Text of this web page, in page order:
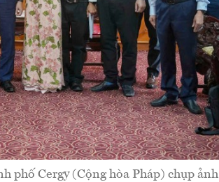
phố Cergy (Cộng hòa Pháp) chụp ảnh